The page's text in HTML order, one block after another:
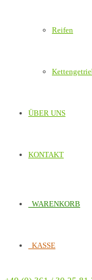
Reifen
ÜBER UNS
KONTAKT
WARENKORB
KASSE